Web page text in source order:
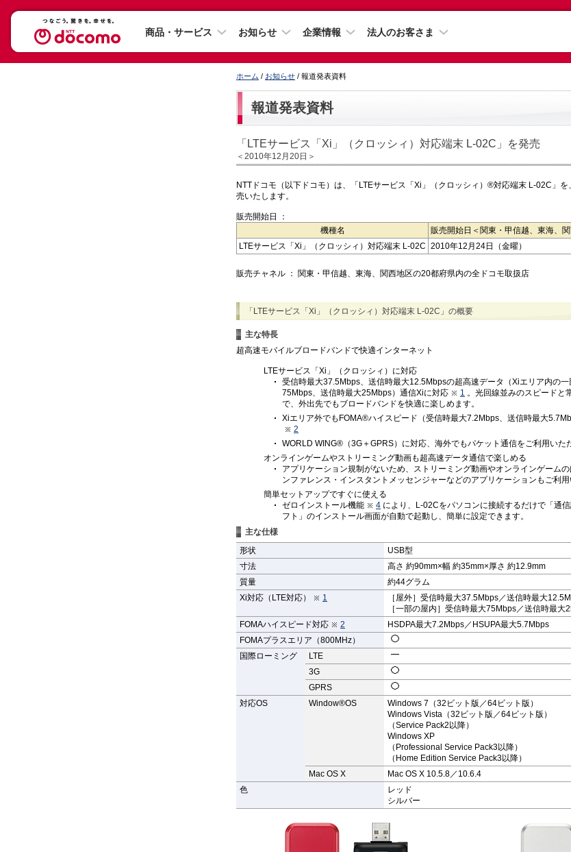
商品・サービス お知らせ 企業情報 法人のお客さま
ホーム / お知らせ / 報道発表資料
報道発表資料
「LTEサービス「Xi」（クロッシィ）対応端末 L-02C」を発売
＜2010年12月20日＞
NTTドコモ（以下ドコモ）は、「LTEサービス「Xi」（クロッシィ）®対応端末 L-02C」
売いたします。
販売開始日 ：
機種名
販売開始日＜関東・甲信越、東海、関
LTEサービス「Xi」（クロッシィ）対応端末 L-02C
2010年12月24日（金曜）
販売チャネル ： 関東・甲信越、東海、関西地区の20都府県内の全ドコモ取扱店
「LTEサービス「Xi」（クロッシィ）対応端末 L-02C」の概要
主な特長
超高速モバイルブロードバンドで快適インターネット
LTEサービス「Xi」（クロッシィ）に対応
受信時最大37.5Mbps、送信時最大12.5Mbpsの超高速データ（Xiエリア内の
75Mbps、送信時最大25Mbps）通信Xiに対応
1
。光回線並みのスピードと
で、外出先でもブロードバンドを快適に楽しめます。
Xiエリア外でもFOMA®ハイスピード（受信時最大7.2Mbps、送信時最大
2
WORLD WING®（3G＋GPRS）に対応、海外でもパケット通信をご利用いた
オンラインゲームやストリーミング動画も超高速データ通信で楽しめる
アプリケーション規制がないため、ストリーミング動画やオンラインゲーム
ンファレンス・インスタントメッセンジャーなどのアプリケーションもご利用
簡単セットアップですぐに使える
ゼロインストール機能
4 により、L-02Cをパソコンに接続するだけで「通
フト」のインストール画面が自動で起動し、簡単に設定できます。
主な仕様
形状
USB型
寸法
高さ 約90mm×幅 約35mm×厚さ 約12.9mm
質量
約44グラム
Xi対応（LTE対応）
1
［屋外］受信時最大37.5Mbps／送信時最大
［一部の屋内］受信時最大75Mbps／送信時最大
FOMAハイスピード対応
2
HSDPA最大7.2Mbps／HSUPA最大5.7Mbps
FOMAプラスエリア（800MHz）
国際ローミング
LTE
3G
GPRS
対応OS
Window®OS
Windows 7（32ビット版／64ビット版）
Windows Vista（32ビット版／64ビット版）
（Service Pack2以降）
Windows XP
（Professional Service Pack3以降）
（Home Edition Service Pack3以降）
Mac OS X
Mac OS X 10.5.8／10.6.4
色
レッド
シルバー